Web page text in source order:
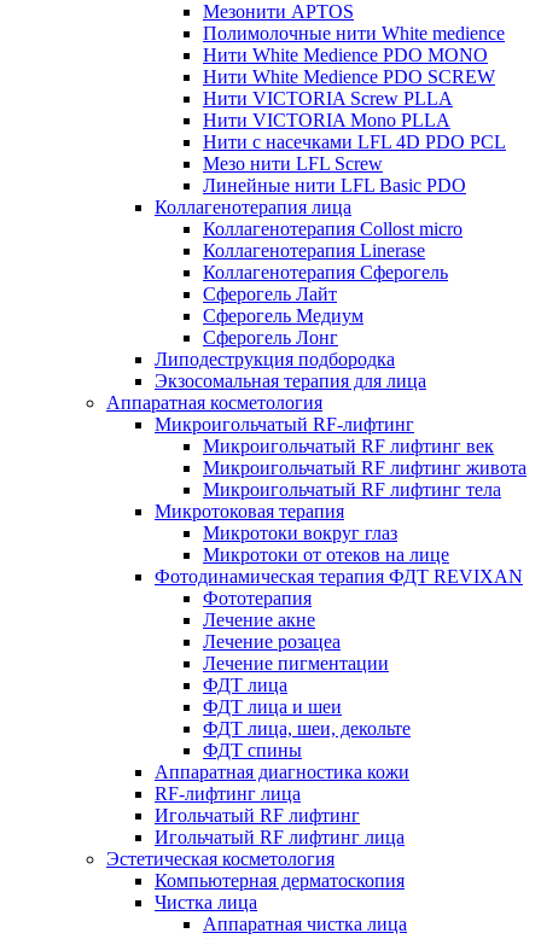
Мезонити APTOS
Полимолочные нити White medience
Нити White Medience PDO MONO
Нити White Medience PDO SCREW
Нити VICTORIA Screw PLLA
Нити VICTORIA Mono PLLA
Нити с насечками LFL 4D PDO PCL
Мезо нити LFL Screw
Линейные нити LFL Basic PDO
Коллагенотерапия лица
Коллагенотерапия Collost micro
Коллагенотерапия Linerase
Коллагенотерапия Сферогель
Сферогель Лайт
Сферогель Медиум
Сферогель Лонг
Липодеструкция подбородка
Экзосомальная терапия для лица
Аппаратная косметология
Микроигольчатый RF-лифтинг
Микроигольчатый RF лифтинг век
Микроигольчатый RF лифтинг живота
Микроигольчатый RF лифтинг тела
Микротоковая терапия
Микротоки вокруг глаз
Микротоки от отеков на лице
Фотодинамическая терапия ФДТ REVIXAN
Фототерапия
Лечение акне
Лечение розацеа
Лечение пигментации
ФДТ лица
ФДТ лица и шеи
ФДТ лица, шеи, декольте
ФДТ спины
Аппаратная диагностика кожи
RF-лифтинг лица
Игольчатый RF лифтинг
Игольчатый RF лифтинг лица
Эстетическая косметология
Компьютерная дерматоскопия
Чистка лица
Аппаратная чистка лица